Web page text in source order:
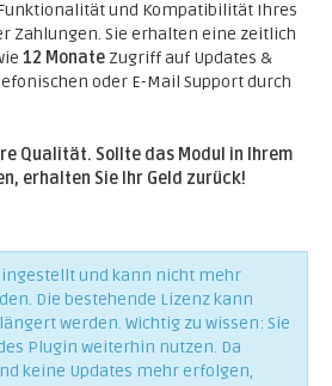
und Kompatibilität Ihres
Zahlungen. Sie erhalten eine zeitlich
12 Monate Zugriff auf Updates &
oder E-Mail Support durch
Qualität. Sollte das Modul in Ihrem
erhalten Sie Ihr Geld zurück!
und kann nicht mehr
Die bestehende Lizenz kann
werden. Wichtig zu wissen: Sie
Plugin weiterhin nutzen. Da
keine Updates mehr erfolgen,